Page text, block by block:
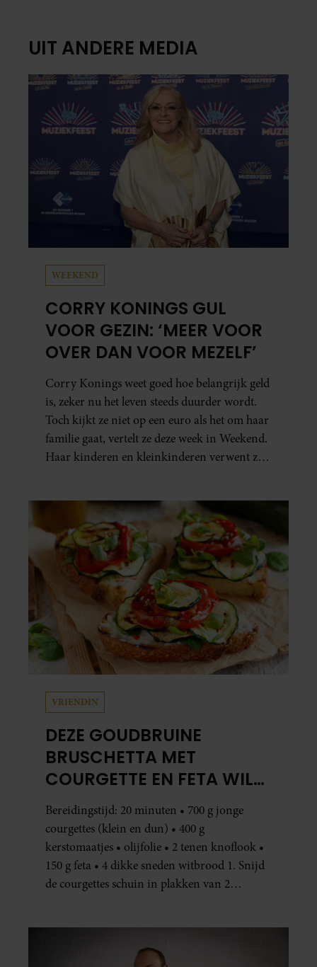
UIT ANDERE MEDIA
WEEKEND
CORRY KONINGS GUL
VOOR GEZIN: ‘MEER VOOR
OVER DAN VOOR MEZELF’
Corry Konings weet goed hoe belangrijk geld
is, zeker nu het leven steeds duurder wordt.
Toch kijkt ze niet op een euro als het om haar
familie gaat, vertelt ze deze week in Weekend.
Haar kinderen en kleinkinderen verwent ze
VRIENDIN
DEZE GOUDBRUINE
BRUSCHETTA MET
COURGETTE EN FETA WIL
JE METEEN MAKEN
Bereidingstijd: 20 minuten • 700 g jonge
courgettes (klein en dun) • 400 g
kerstomaatjes • olijfolie • 2 tenen knoflook •
150 g feta • 4 dikke sneden witbrood 1. Snijd
de courgettes schuin in plakken van 2